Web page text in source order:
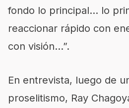
fondo lo principal… lo
reaccionar rápido con
con visión…”.
En entrevista, luego de
proselitismo, Ray